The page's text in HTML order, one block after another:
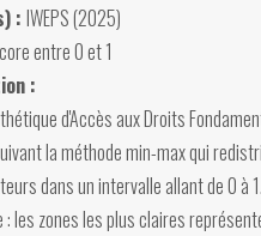
: IWEPS (2025)
entre 0 et 1
:
d'Accès aux Droits
la méthode min-max qui
dans un intervalle allant de 0 à
: les zones les plus claires